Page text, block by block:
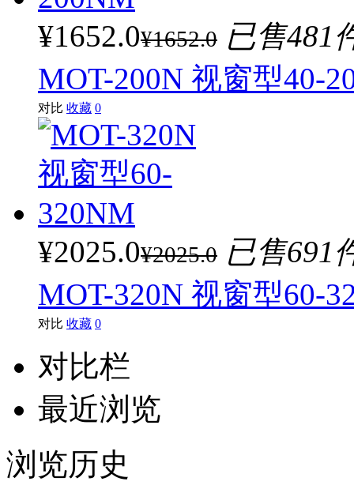
¥1652.0¥1652.0 已售481
MOT-200N 视窗型40-
对比 收藏 0
¥2025.0¥2025.0 已售691
MOT-320N 视窗型60-
对比 收藏 0
对比栏
最近浏览
浏览历史